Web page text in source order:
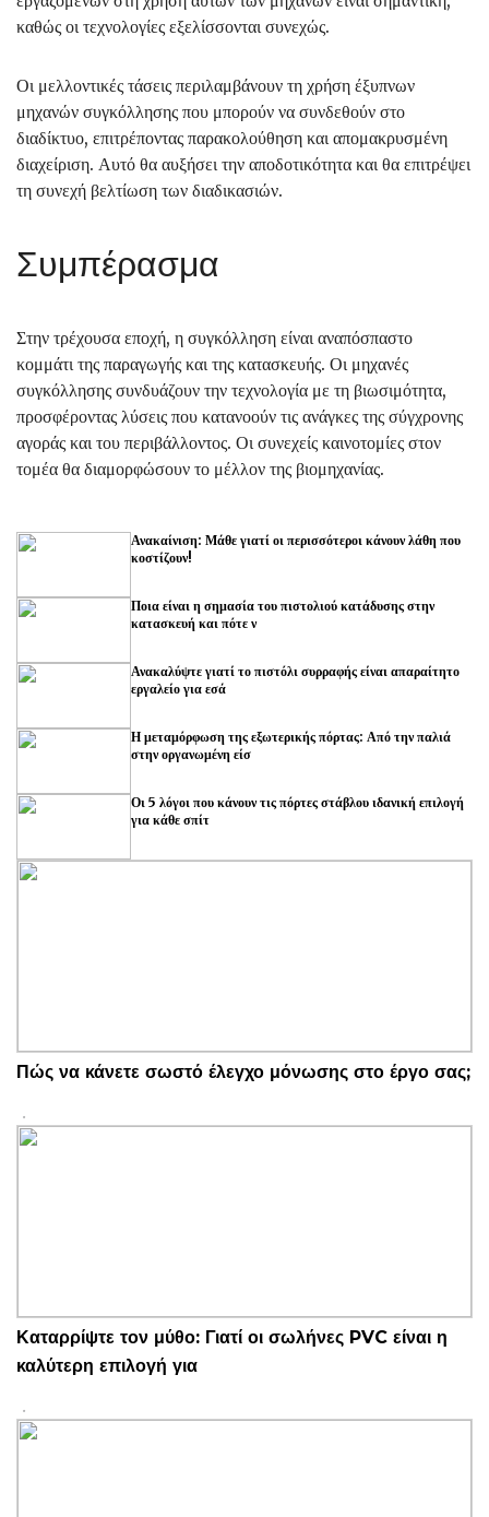
καθώς οι τεχνολογίες εξελίσσονται συνεχώς.
Οι μελλοντικές τάσεις περιλαμβάνουν τη χρήση έξυπνων
μηχανών συγκόλλησης που μπορούν να συνδεθούν στο
διαδίκτυο, επιτρέποντας παρακολούθηση και απομακρυσμένη
διαχείριση. Αυτό θα αυξήσει την αποδοτικότητα και θα επιτρέψει
τη συνεχή βελτίωση των διαδικασιών.
Συμπέρασμα
Στην τρέχουσα εποχή, η συγκόλληση είναι αναπόσπαστο
κομμάτι της παραγωγής και της κατασκευής. Οι μηχανές
συγκόλλησης συνδυάζουν την τεχνολογία με τη βιωσιμότητα,
προσφέροντας λύσεις που κατανοούν τις ανάγκες της σύγχρονης
αγοράς και του περιβάλλοντος. Οι συνεχείς καινοτομίες στον
τομέα θα διαμορφώσουν το μέλλον της βιομηχανίας.
Ανακαίνιση: Μάθε γιατί οι περισσότεροι κάνουν λάθη που
κοστίζουν!
Ποια είναι η σημασία του πιστολιού κατάδυσης στην
κατασκευή και πότε ν
Ανακαλύψτε γιατί το πιστόλι συρραφής είναι απαραίτητο
εργαλείο για εσά
Η μεταμόρφωση της εξωτερικής πόρτας: Από την παλιά
στην οργανωμένη είσ
Οι 5 λόγοι που κάνουν τις πόρτες στάβλου ιδανική επιλογή
για κάθε σπίτ
Πώς να κάνετε σωστό έλεγχο μόνωσης στο έργο σας;
Καταρρίψτε τον μύθο: Γιατί οι σωλήνες PVC είναι η
καλύτερη επιλογή για